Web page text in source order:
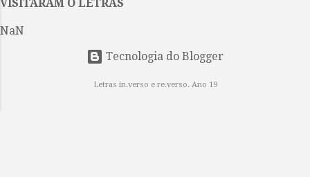
VISITARAM O LETRAS
NaN
Tecnologia do Blogger
Letras in.verso e re.verso. Ano 19